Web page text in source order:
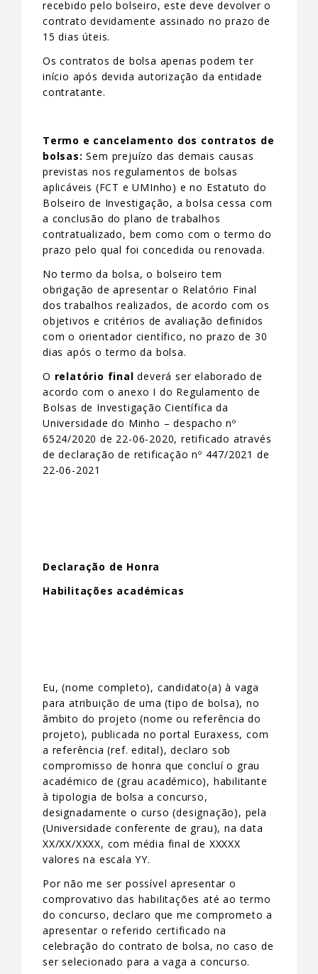
recebido pelo bolseiro, este deve devolver o
contrato devidamente assinado no prazo de
15 dias úteis.
Os contratos de bolsa apenas podem ter
início após devida autorização da entidade
contratante.
Termo e cancelamento dos contratos de
bolsas:Sem prejuízo das demais causas
previstas nos regulamentos de bolsas
aplicáveis (FCT e UMInho) e no Estatuto do
Bolseiro de Investigação, a bolsa cessa com
a conclusão do plano de trabalhos
contratualizado, bem como com o termo do
prazo pelo qual foi concedida ou renovada.
No termo da bolsa, o bolseiro tem
obrigação de apresentar o Relatório Final
dos trabalhos realizados, de acordo com os
objetivos e critérios de avaliação definidos
com o orientador científico, no prazo de 30
dias após o termo da bolsa.
O relatório final deverá ser elaborado de
acordo com o anexo I do Regulamento de
Bolsas de Investigação Científica da
Universidade do Minho – despacho nº
6524/2020 de 22-06-2020, retificado através
de declaração de retificação nº 447/2021 de
22-06-2021
Declaração de Honra
Habilitações académicas
Eu, (nome completo), candidato(a) à vaga
para atribuição de uma (tipo de bolsa), no
âmbito do projeto (nome ou referência do
projeto), publicada no portal Euraxess, com
a referência (ref. edital), declaro sob
compromisso de honra que concluí o grau
académico de (grau académico), habilitante
à tipologia de bolsa a concurso,
designadamente o curso (designação), pela
(Universidade conferente de grau), na data
XX/XX/XXXX, com média final de XXXXX
valores na escala YY.
Por não me ser possível apresentar o
comprovativo das habilitações até ao termo
do concurso, declaro que me comprometo a
apresentar o referido certificado na
celebração do contrato de bolsa, no caso de
ser selecionado para a vaga a concurso.